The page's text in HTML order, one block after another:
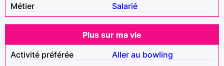
Métier
Salarié
Plus sur ma vie
Activité préférée
Aller au bowling